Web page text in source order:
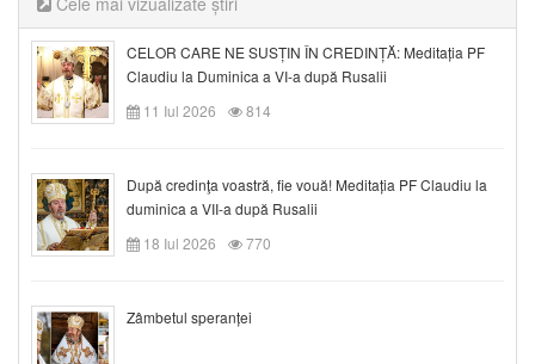
CELOR CARE NE SUSȚIN ÎN CREDINȚĂ: Meditația PF
Claudiu la Duminica a VI-a după Rusalii
11 Iul 2026
814
După credinţa voastră, fie vouă! Meditația PF Claudiu la
duminica a VII-a după Rusalii
18 Iul 2026
770
Zâmbetul speranței